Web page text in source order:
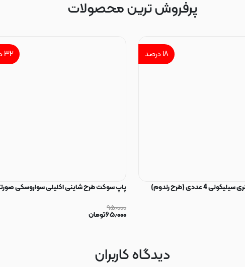
پرفروش ترین محصولات
۱۸درصد
4 عددی (طرح رندوم)
۳۲
پاپ سوکت طرح شاینی اکلیلی سواروسکی
۹۵٫۰۰۰
۶۵٫۰۰۰تومان
دیدگاه کاربران